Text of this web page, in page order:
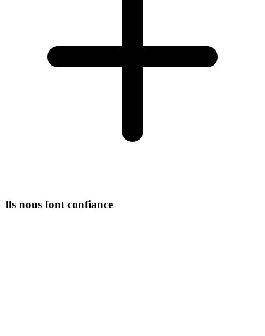
Ils nous font confiance